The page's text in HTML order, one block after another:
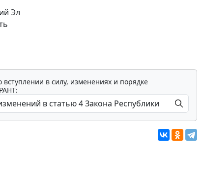
Эл
в силу, изменениях и порядке